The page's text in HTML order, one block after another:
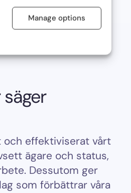
Alltid aktiv
enheter, Identifierar
samt
Manage options
vårt
ger
våra
"Spårbarheten i
detaljerad bild